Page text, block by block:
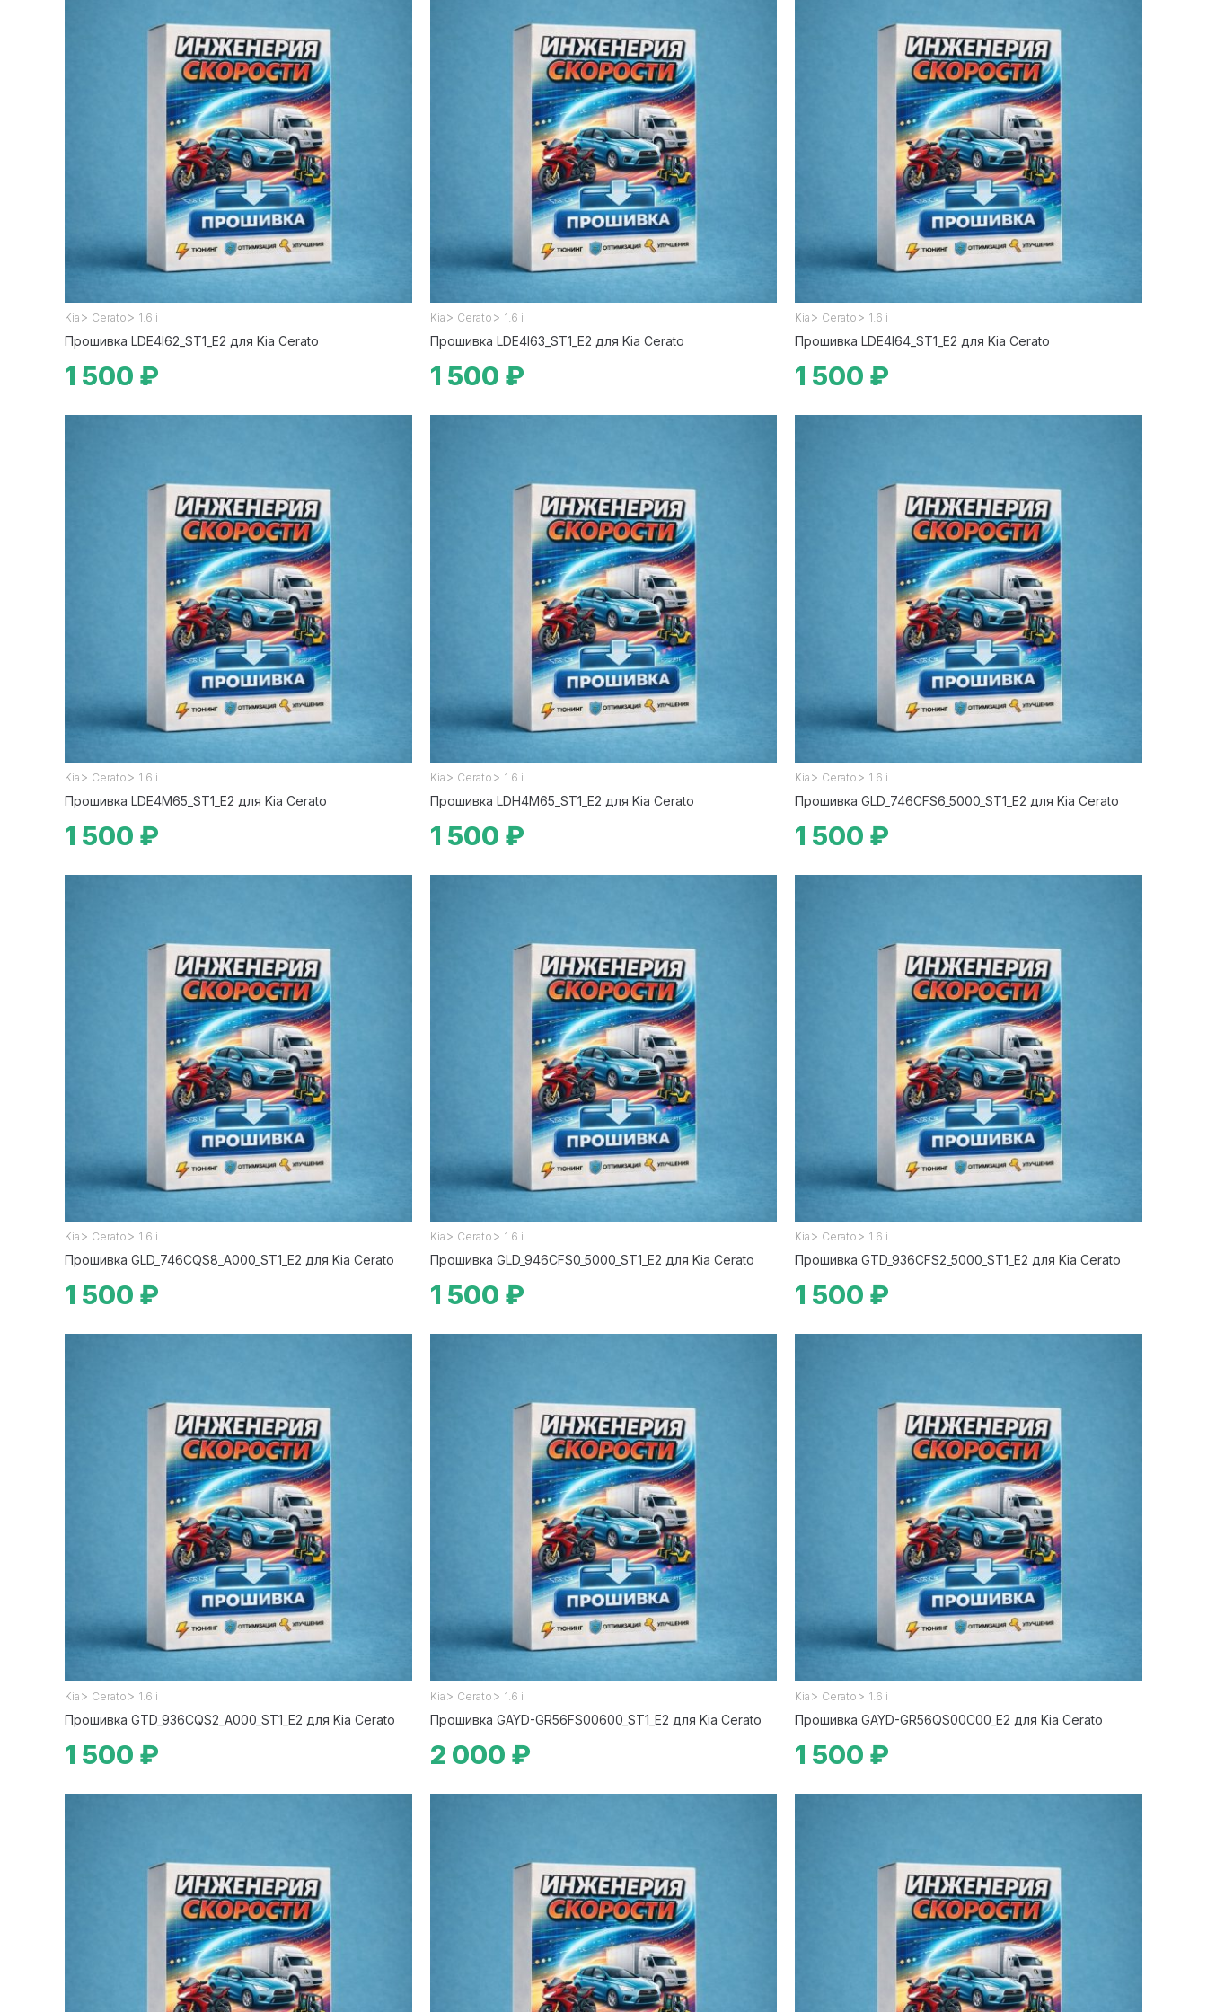
Kia > Cerato > 1.6 i
Прошивка LDE4I62_ST1_E2 для Kia Cerato
1 500 ₽
Kia > Cerato > 1.6 i
Прошивка LDE4I63_ST1_E2 для Kia Cerato
1 500 ₽
Kia > Cerato > 1.6 i
Прошивка LDE4I64_ST1_E2 для Kia Cerato
1 500 ₽
Kia > Cerato > 1.6 i
Прошивка LDE4M65_ST1_E2 для Kia Cerato
1 500 ₽
Kia > Cerato > 1.6 i
Прошивка LDH4M65_ST1_E2 для Kia Cerato
1 500 ₽
Kia > Cerato > 1.6 i
Прошивка GLD_746CFS6_5000_ST1_E2 для Kia Cerato
1 500 ₽
Kia > Cerato > 1.6 i
Прошивка GLD_746CQS8_A000_ST1_E2 для Kia Cerato
1 500 ₽
Kia > Cerato > 1.6 i
Прошивка GLD_946CFS0_5000_ST1_E2 для Kia Cerato
1 500 ₽
Kia > Cerato > 1.6 i
Прошивка GTD_936CFS2_5000_ST1_E2 для Kia Cerato
1 500 ₽
Kia > Cerato > 1.6 i
Прошивка GTD_936CQS2_A000_ST1_E2 для Kia Cerato
1 500 ₽
Kia > Cerato > 1.6 i
Прошивка GAYD-GR56FS00600_ST1_E2 для Kia Cerato
2 000 ₽
Kia > Cerato > 1.6 i
Прошивка GAYD-GR56QS00C00_E2 для Kia Cerato
1 500 ₽